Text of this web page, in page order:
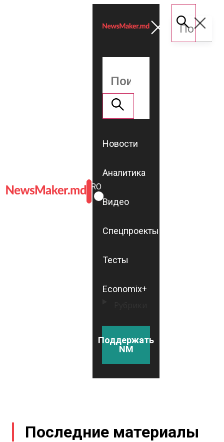
ROMÂNĂ
RU
Новости
Аналитика
Видео
Спецпроекты
Тесты
Economix+
Поддержать
NM
Последние материалы